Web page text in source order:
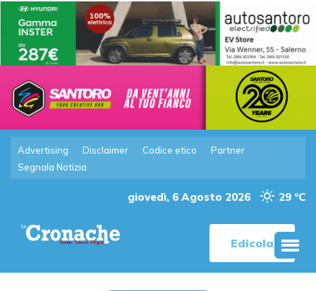
Advertising Disclaimer Codice etico
Partner
Segnala Notizia
giovedì, 6 Agosto 2026 29 °C
Edicola